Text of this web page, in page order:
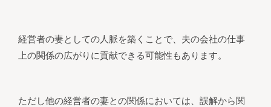
経営者の妻としての人脈を築くことで、夫の会社の仕事
上の関係の広がりに貢献できる可能性もあります。
ただし他の経営者の妻との関係においては、誤解から関